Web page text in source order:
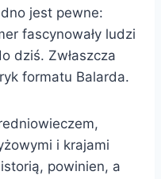
jest pewne:
fascynowały ludzi
dziś. Zwłaszcza
formatu Balarda.
i krajami
powinien, a